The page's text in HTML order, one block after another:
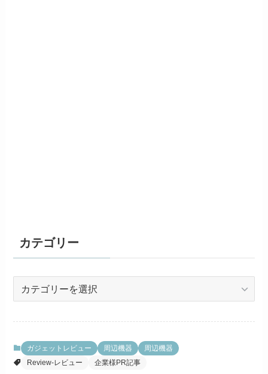
カテゴリー
ー
ガジェットレビュー 周辺機器
周辺機器
Review-レビュー
企業様PR記事